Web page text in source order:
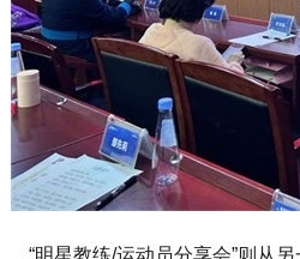
“明星教练/运动员分享会”则从